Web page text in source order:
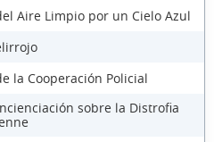
Aire Limpio por un Cielo Azul
la Cooperación Policial
sobre la Distrofia